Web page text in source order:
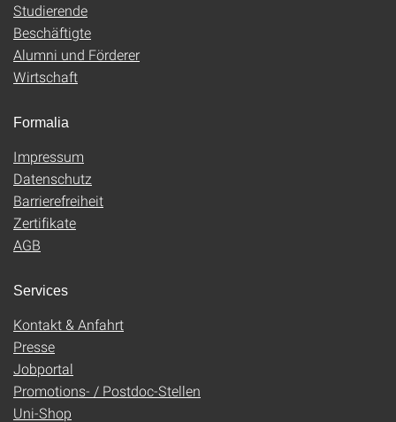
Studierende
Beschäftigte
Alumni und Förderer
Wirtschaft
Formalia
Impressum
Datenschutz
Barrierefreiheit
Zertifikate
AGB
Services
Kontakt & Anfahrt
Presse
Jobportal
Promotions- / Postdoc-Stellen
Uni-Shop